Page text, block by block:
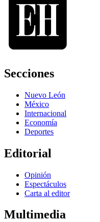
Secciones
Nuevo León
México
Internacional
Economía
Deportes
Editorial
Opinión
Espectáculos
Carta al editor
Multimedia